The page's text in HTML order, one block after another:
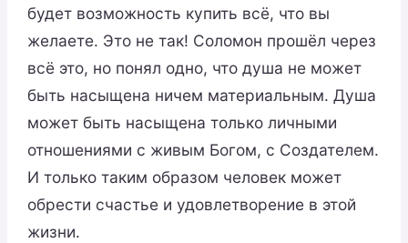
будет возможность купить всё, что вы
желаете. Это не так! Соломон прошёл через
всё это, но понял одно, что душа не может
быть насыщена ничем материальным. Душа
может быть насыщена только личными
отношениями с живым Богом, с Создателем.
И только таким образом человек может
обрести счастье и удовлетворение в этой
жизни.